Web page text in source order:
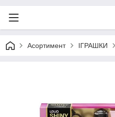
Асортимент ІГРАШКИ